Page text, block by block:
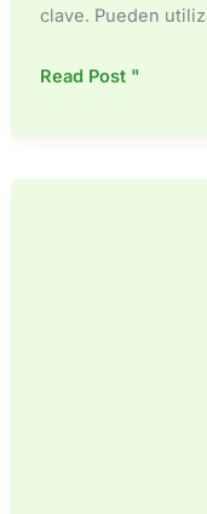
clave. Pueden
Ventajas
Read Post "